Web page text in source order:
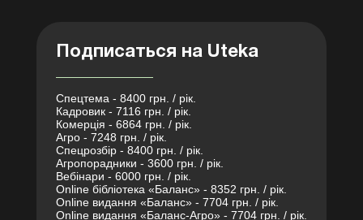
Подписаться на Uteka
Спецтема - 8400 грн. / рік.
Кадровик - 7116 грн. / рік.
Комерція - 6864 грн. / рік.
Агро - 7248 грн. / рік.
Спецрозбір - 8400 грн. / рік.
Агропорадники - 3600 грн. / рік.
Вебінари - 6000 грн. / рік.
Online бібліотека «Баланс» - 8352 грн. / рік.
Online видання «Баланс» - 7704 грн. / рік.
Online видання «Баланс-Агро» - 7704 грн. / рік.